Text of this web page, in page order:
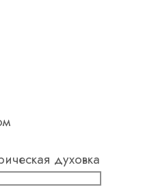
духовка